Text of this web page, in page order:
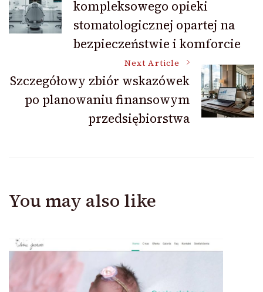
Navigationkompleksowego opieki
stomatologicznej opartej na
bezpieczeństwie i komforcie
Next Article
Szczegółowy zbiór wskazówek
po planowaniu finansowym
przedsiębiorstwa
You may also like